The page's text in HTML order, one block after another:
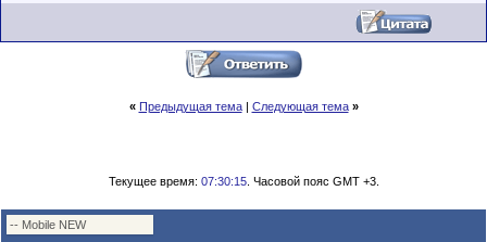
« Предыдущая тема| Следующая тема »
Текущее время: 07:30:15. Часовой пояс GMT +3.